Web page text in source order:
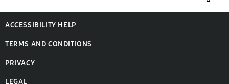
ACCESSIBILITY HELP
TERMS AND CONDITIONS
PRIVACY
LEGAL